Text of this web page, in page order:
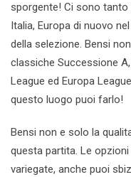
sporgente! Ci sono
Italia, Europa di nuovo
della selezione. Bensi
classiche Successione
League ed Europa
questo luogo puoi farlo!
Bensi non e solo la
questa partita. Le
variegate, anche puoi